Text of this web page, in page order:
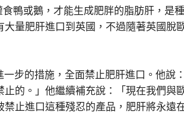
鴨或鵝，才能生成肥胖的脂肪肝，是
量肥肝進口到英國，不過隨著英國脫
步的措施，全面禁止肥肝進口。他說
的。」他繼續補充說：「現在我們與
止進口這種殘忍的產品，肥肝將永遠